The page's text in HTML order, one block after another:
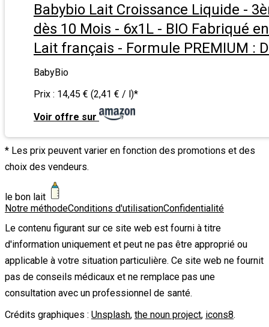
Babybio Lait Croissance Liquide -
dès 10 Mois - 6x1L - BIO Fabriqué
Lait français - Formule PREMIUM :
BabyBio
Prix : 14,45 € (2,41 € / l)*
Voir offre sur
* Les prix peuvent varier en fonction des promotions et des
choix des vendeurs.
le bon lait
Notre méthodeConditions d'utilisationConfidentialité
Le contenu figurant sur ce site web est fourni à titre
d'information uniquement et peut ne pas être approprié ou
applicable à votre situation particulière. Ce site web ne fournit
pas de conseils médicaux et ne remplace pas une
consultation avec un professionnel de santé.
Crédits graphiques : Unsplash, the noun project, icons8.